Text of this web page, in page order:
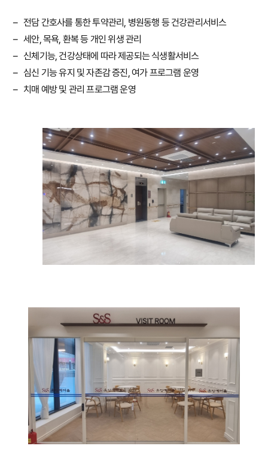
– 전담 간호사를 통한 투약관리, 병원동행 등 건강관리서비스
– 세안, 목욕, 환복 등 개인 위생 관리
– 신체기능, 건강상태에 따라 제공되는 식생활서비스
– 심신 기능 유지 및 자존감 증진, 여가 프로그램 운영
– 치매 예방 및 관리 프로그램 운영